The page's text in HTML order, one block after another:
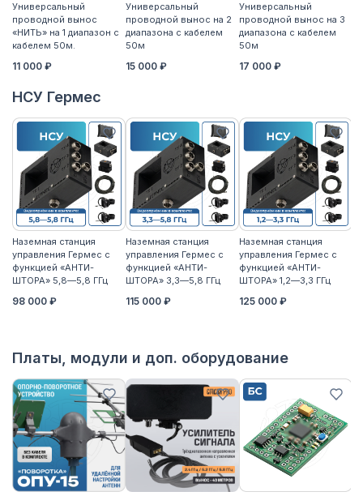
Универсальный
проводной вынос
«НИТЬ» на 1 диапазон с
кабелем 50м.
11 000 ₽
Универсальный
проводной вынос на 2
диапазона с кабелем
50м
15 000 ₽
Универсальный
проводной вынос на 3
диапазона с кабелем
50м
17 000 ₽
НСУ Гермес
Наземная станция
управления Гермес с
функцией «АНТИ-
ШТОРА» 5,8—5,8 ГГц
98 000 ₽
Наземная станция
управления Гермес с
функцией «АНТИ-
ШТОРА» 3,3—5,8 ГГц
115 000 ₽
Наземная станция
управления Гермес с
функцией «АНТИ-
ШТОРА» 1,2—3,3 ГГц
125 000 ₽
Платы, модули и доп. оборудование